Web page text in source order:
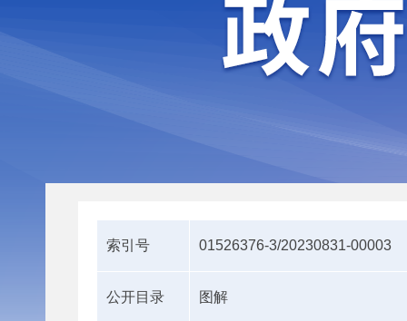
索引号 01526376-3/20230831-00003
公开目录 图解